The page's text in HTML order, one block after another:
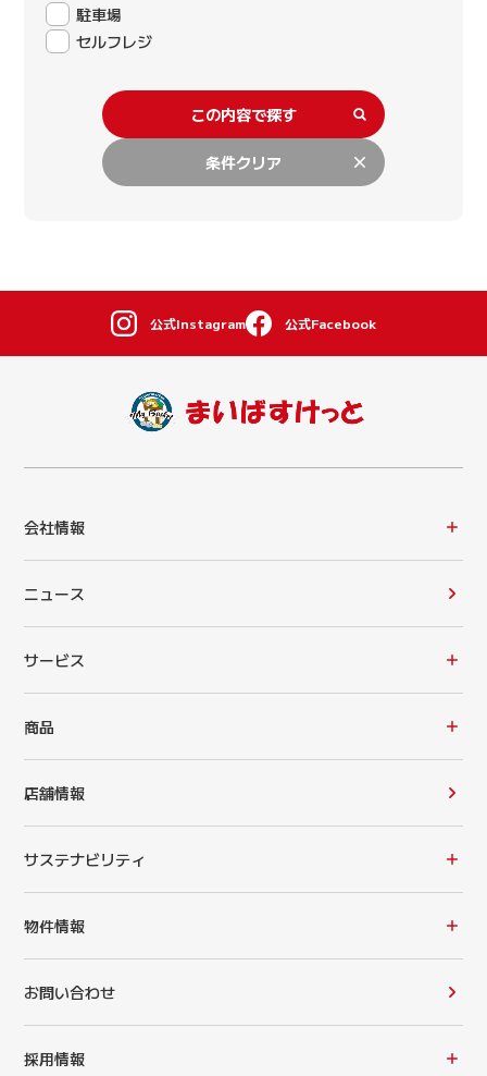
駐車場
セルフレジ
この内容で探す
条件クリア
公式Instagram 公式Facebook
会社情報
ニュース
サービス
商品
店舗情報
サステナビリティ
物件情報
お問い合わせ
採用情報